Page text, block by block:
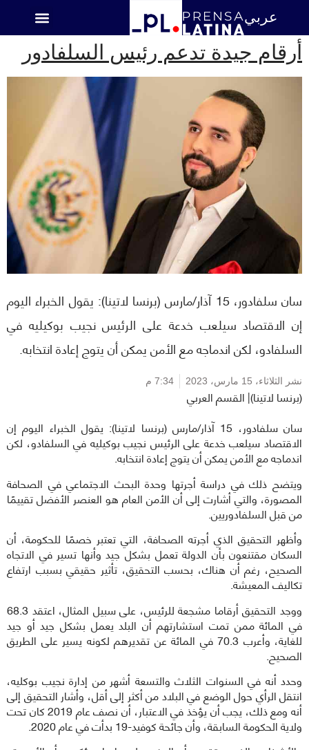
عربي
أرقام جيدة تدعم رئيس السلفادور
سان سلفادور، 15 آذار/مارس (برنسا لاتينا): يقول الخبراء اليوم
إن الاقتصاد سيلعب خدعة على الرئيس نجيب بوكيليه في
السلفادو، لكن اندماجه مع الأمن يمكن أن يتوج إعادة انتخابه.
نشر الثلاثاء، 15 مارس، 2023 7:34 م
(برنسا لاتينا)| القسم العربي
سان سلفادور، 15 آذار/مارس (برنسا لاتينا): يقول الخبراء اليوم إن
الاقتصاد سيلعب خدعة على الرئيس نجيب بوكيليه في السلفادو، لكن
اندماجه مع الأمن يمكن أن يتوج إعادة انتخابه.
ويتضح ذلك في دراسة أجرتها وحدة البحث الاجتماعي في الصحافة
المصورة، والتي أشارت إلى أن الأمن العام هو العنصر الأفضل تقييمًا
من قبل السلفادوريين.
وأظهر التحقيق الذي أجرته الصحافة، التي تعتبر خصمًا للحكومة، أن
السكان مقتنعون بأن الدولة تعمل بشكل جيد وأنها تسير في الاتجاه
الصحيح، رغم أن هناك، بحسب التحقيق، تأثير حقيقي بسبب ارتفاع
تكاليف المعيشة.
ووجد التحقيق أرقاما مشجعة للرئيس، على سبيل المثال، اعتقد 68.3
في المائة ممن تمت استشارتهم أن البلد يعمل بشكل جيد أو جيد
للغاية، وأعرب 70.3 في المائة عن تقديرهم لكونه يسير على الطريق
الصحيح.
وحدد أنه في السنوات الثلاث والتسعة أشهر من إدارة نجيب بوكليه،
انتقل الرأي حول الوضع في البلاد من أكثر إلى أقل، وأشار التحقيق إلى
أنه ومع ذلك، يجب أن يؤخذ في الاعتبار، أن نصف عام 2019 كان تحت
ولاية الحكومة السابقة، وأن جائحة كوفيد-19 بدأت في عام 2020.